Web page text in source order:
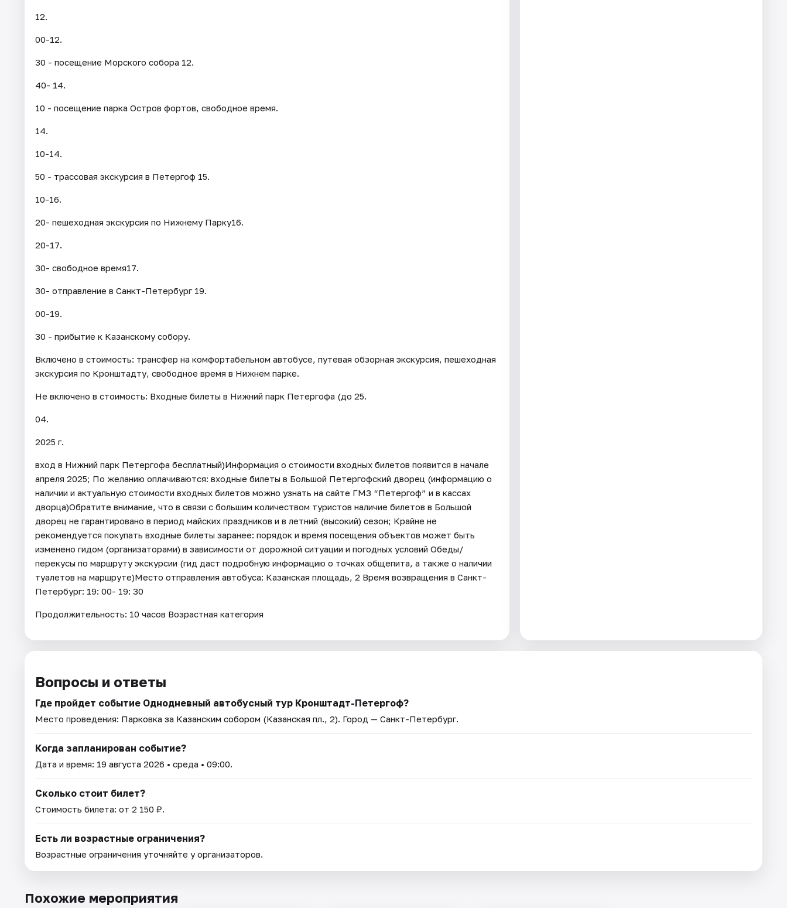
12.
00-12.
30 - посещение Морского собора 12.
40- 14.
10 - посещение парка Остров фортов, свободное время.
14.
10-14.
50 - трассовая экскурсия в Петергоф 15.
10-16.
20- пешеходная экскурсия по Нижнему Парку16.
20-17.
30- свободное время17.
30- отправление в Санкт-Петербург 19.
00-19.
30 - прибытие к Казанскому собору.
Включено в стоимость: трансфер на комфортабельном автобусе, путевая обзорная экскурсия, пешеходная
экскурсия по Кронштадту, свободное время в Нижнем парке.
Не включено в стоимость: Входные билеты в Нижний парк Петергофа (до 25.
04.
2025 г.
вход в Нижний парк Петергофа бесплатный)Информация о стоимости входных билетов появится в начале
апреля 2025; По желанию оплачиваются: входные билеты в Большой Петергофский дворец (информацию о
наличии и актуальную стоимости входных билетов можно узнать на сайте ГМЗ “Петергоф” и в кассах
дворца)Обратите внимание, что в связи с большим количеством туристов наличие билетов в Большой
дворец не гарантировано в период майских праздников и в летний (высокий) сезон; Крайне не
рекомендуется покупать входные билеты заранее: порядок и время посещения объектов может быть
изменено гидом (организаторами) в зависимости от дорожной ситуации и погодных условий Обеды/
перекусы по маршруту экскурсии (гид даст подробную информацию о точках общепита, а также о наличии
туалетов на маршруте)Место отправления автобуса: Казанская площадь, 2 Время возвращения в Санкт-
Петербург: 19: 00- 19: 30
Продолжительность: 10 часов Возрастная категория
Вопросы и ответы
Где пройдет событие Однодневный автобусный тур Кронштадт-Петергоф?
Место проведения: Парковка за Казанским собором (Казанская пл., 2). Город — Санкт-Петербург.
Когда запланирован событие?
Дата и время: 19 августа 2026 • среда • 09:00.
Сколько стоит билет?
Стоимость билета: от 2 150 ₽.
Есть ли возрастные ограничения?
Возрастные ограничения уточняйте у организаторов.
Похожие мероприятия